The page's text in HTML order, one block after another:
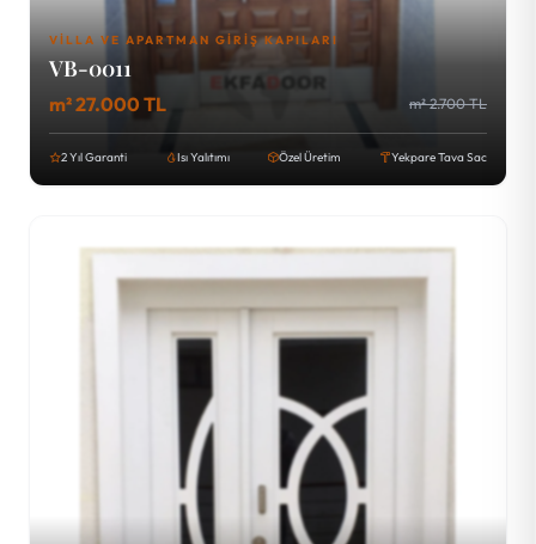
VILLA VE APARTMAN GIRIŞ KAPILARI
VB-0011
m² 27.000 TL m² 2.700 TL
2 Yıl Garanti Isı Yalıtımı Özel Üretim Yekpare Tava Sac